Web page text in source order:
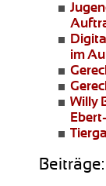
im
Willy
Beiträge: